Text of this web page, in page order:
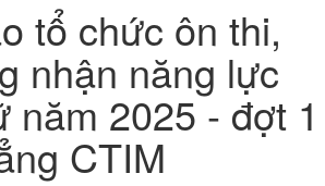
tổ chức ôn thi,
nhận năng lực
năm 2025 - đợt 1
CTIM